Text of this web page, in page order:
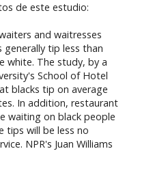
de este estudio:
and waitresses
generally tip less than
white. The study, by a
School of Hotel
blacks tip on average
In addition, restaurant
waiting on black people
tips will be less no
NPR's Juan Williams